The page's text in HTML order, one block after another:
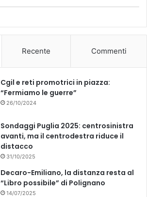
k
Recente Commenti
Cgil e reti promotrici in piazza:
“Fermiamo le guerre”
26/10/2024
Sondaggi Puglia 2025: centrosinistra
avanti, ma il centrodestra riduce il
distacco
31/10/2025
Decaro-Emiliano, la distanza resta al
“Libro possibile” di Polignano
14/07/2025